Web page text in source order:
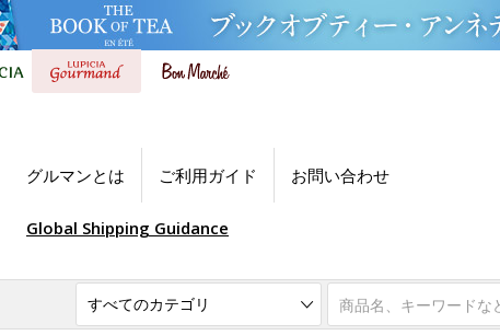
グルマンとは ご利用ガイド お問い合わせ
Global Shipping Guidance